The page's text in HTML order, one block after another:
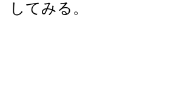
してみる。